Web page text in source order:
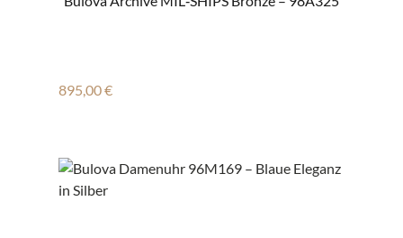
Regulärer Preis:
895,00 €